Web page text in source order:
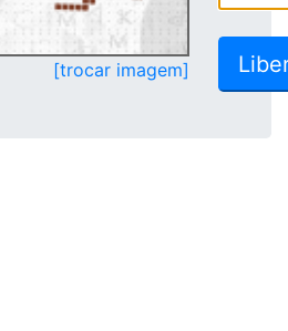
[trocar imagem]